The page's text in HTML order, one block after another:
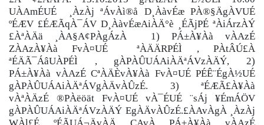
UÀAmÉUÉ ¸ÀzÀj ªÁvÀì®å D¸ÀàvÉæ PÀ®§ÄgÀVUÉ
ºÉÆV £ÉÆÃqÀ¯ÁV D¸ÀàvÉæAiÀÄ°è ¸ÉÃjPÉ ªÀiÁrzÀÝ
£ÀªÀÄä ¸ÀA§A¢PÀgÁzÀ 1) PÁ±À¥Àà vÀAzÉ
ZÀAzÀ¥Àà FvÀ¤UÉ ªÀÄÄRPÉÌ , PÀtÂÚ£À
ªÉÄÃ¯ÁâUÀPÉÌ , gÀPÀÛUÁAiÀÄªÁVzÀÄÝ, 2)
PÁ±À¥Àà vÀAzÉ CªÀÄÈvÀ¥Àà FvÀ¤UÉ PÉÊ¨ÉgÀ½UÉ
gÀPÀÛUÁAiÀÄªÁVgÀÄvÀÛzÉ. 3) ªÉÆÃ£À¥Àà
vÀªÀÄzÉ ®PÀëöät FvÀ¤UÉ vÀ¯ÉUÉ ¨sÁj ¥ÉmÁÖV
gÀPÀÛUÁAiÀÄªÁVzÀÄÝ EgÀÄvÀÛzÉ.£ÀAvÀgÀ ¸ÀzÀj